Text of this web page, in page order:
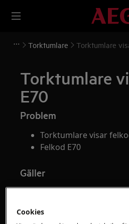
Torktumlare Torktumlare
Torktumlare
E70
Problem
Torktumlare visar
Felkod E70
Gäller
Lösning
Cookies